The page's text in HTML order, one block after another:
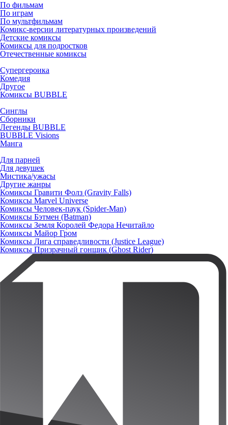
По фильмам
По играм
По мультфильмам
Комикс-версии литературных произведений
Детские комиксы
Комиксы для подростков
Отечественные комиксы
Супергероика
Комедия
Другое
Комиксы BUBBLE
Синглы
Сборники
Легенды BUBBLE
BUBBLE Visions
Манга
Для парней
Для девушек
Мистика/ужасы
Другие жанры
Комиксы Гравити Фолз (Gravity Falls)
Комиксы Marvel Universe
Комиксы Человек-паук (Spider-Man)
Комиксы Бэтмен (Batman)
Комиксы Земля Королей Федора Нечитайло
Комиксы Майор Гром
Комиксы Лига справедливости (Justice League)
Комиксы Призрачный гонщик (Ghost Rider)